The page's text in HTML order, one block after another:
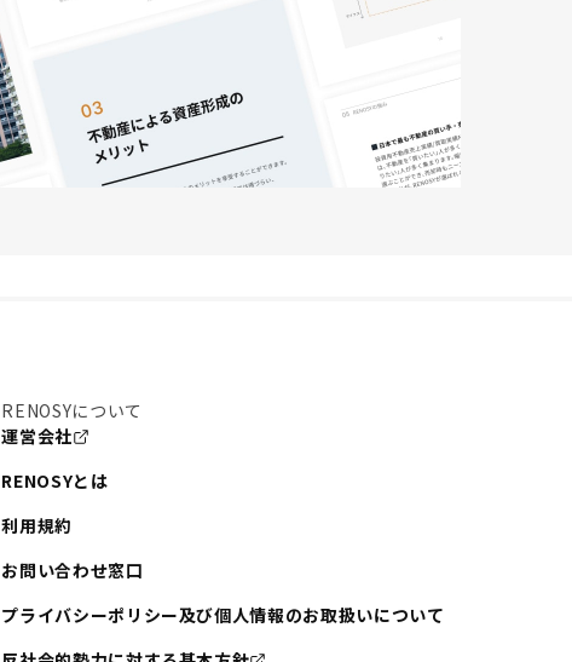
RENOSYについて
運営会社
RENOSYとは
利用規約
お問い合わせ窓口
プライバシーポリシー及び個人情報のお取扱いについて